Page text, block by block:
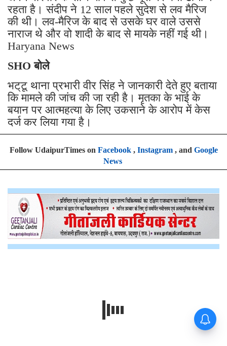
रहता है। संदीप ने 12 साल पहले सुदेश से लव मैरिज
की थी। लव-मैरिज के बाद से उसके घर वाले उससे
नाराज थे और वो शादी के बाद से मायके नहीं गई थी।
Haryana News
SHO बोले
भट्‌टू थाना प्रभारी वीर सिंह ने जानकारी देते हुए बताया
कि मामले की जांच की जा रही है। मृतका के भाई के
बयान पर आत्महत्या के लिए उकसाने के आरोप में केस
दर्ज कर लिया गया है।
Follow UdaipurTimes on Facebook, Instagram, and Google
News